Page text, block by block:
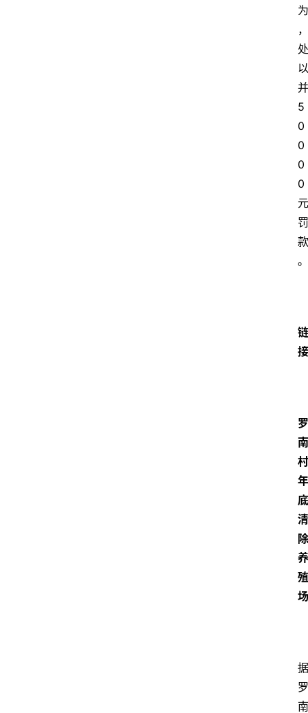
为
，
处
以
并
5
0
0
0
0
元
罚
款
。
链
接
罗
南
村
年
底
清
除
养
殖
场
据
罗
南